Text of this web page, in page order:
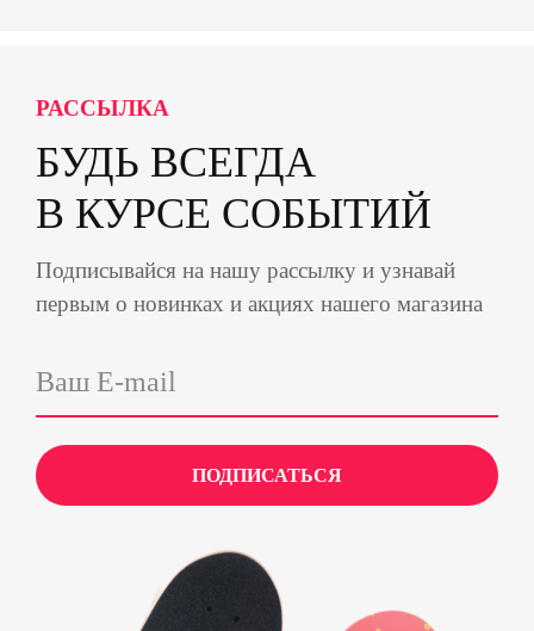
РАССЫЛКА
БУДЬ ВСЕГДА
В КУРСЕ СОБЫТИЙ
Подписывайся на нашу рассылку и узнавай
первым о новинках и акциях нашего магазина